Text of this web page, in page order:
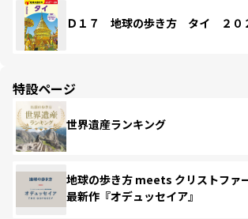
Ｄ１７ 地球の歩き方 タイ ２０
特設ページ
世界遺産ランキング
地球の歩き方 meets クリストファ
最新作『オデュッセイア』